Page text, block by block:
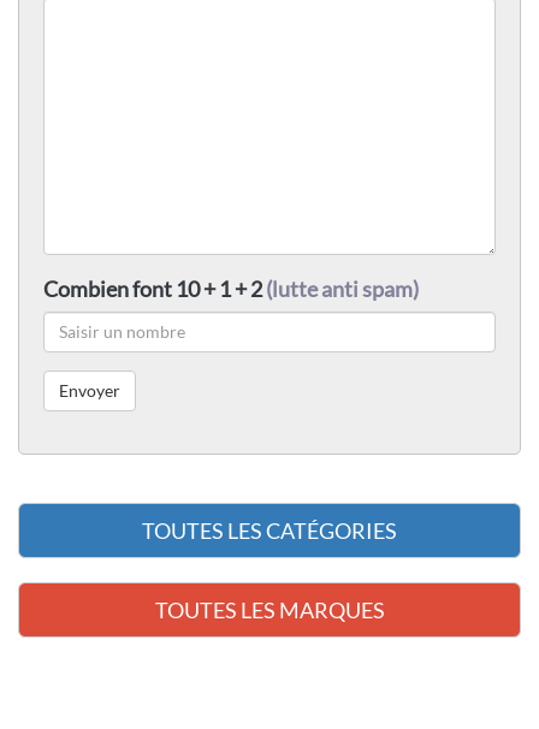
Combien font 10 + 1 + 2(lutte anti spam)
TOUTES LES CATÉGORIES
TOUTES LES MARQUES